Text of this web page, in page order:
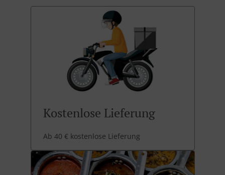
Kostenlose Lieferung
Ab 40 € kostenlose Lieferung